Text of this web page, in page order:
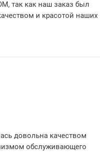
так как наш заказ был
и красотой наших
довольна качеством
обслуживающего